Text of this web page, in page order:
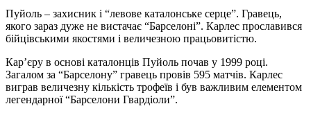
Пуйоль – захисник і “левове каталонське серце”. Гравець,
якого зараз дуже не вистачає “Барселоні”. Карлес прославився
бійцівськими якостями і величезною працьовитістю.
Кар’єру в основі каталонців Пуйоль почав у 1999 році.
Загалом за “Барселону” гравець провів 595 матчів. Карлес
виграв величезну кількість трофеїв і був важливим елементом
легендарної “Барселони Гвардіоли”.